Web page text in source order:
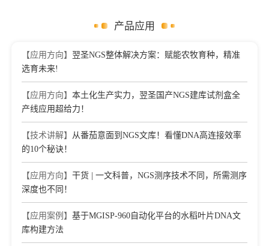
产品应用
【应用方向】 翌圣NGS整体解决方案：赋能农牧育种，精准
选育未来!
【应用方向】 本土化生产实力，翌圣国产NGS建库试剂盒全
产线应用超给力！
【技术讲解】
从番茄意面到NGS文库！看懂DNA高连接效率
的10个秘诀！
【应用方向】 干货 | 一文科普，NGS测序技术不同，所需测序
深度也不同！
【应用案例】 基于MGISP-960自动化平台的水稻叶片DNA文
库构建方法